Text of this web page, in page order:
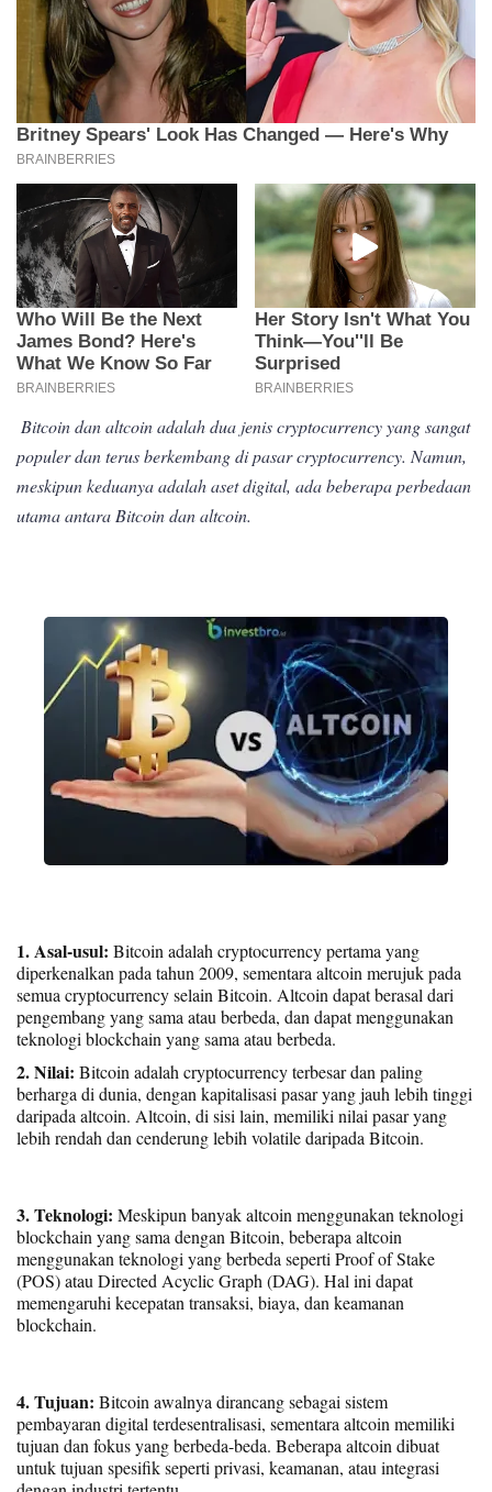
Bitcoin dan altcoin adalah dua jenis cryptocurrency yang sangat
populer dan terus berkembang di pasar cryptocurrency. Namun,
meskipun keduanya adalah aset digital, ada beberapa perbedaan
utama antara Bitcoin dan altcoin.
1. Asal-usul: Bitcoin adalah cryptocurrency pertama yang
diperkenalkan pada tahun 2009, sementara altcoin merujuk pada
semua cryptocurrency selain Bitcoin. Altcoin dapat berasal dari
pengembang yang sama atau berbeda, dan dapat menggunakan
teknologi blockchain yang sama atau berbeda.
2. Nilai: Bitcoin adalah cryptocurrency terbesar dan paling
berharga di dunia, dengan kapitalisasi pasar yang jauh lebih tinggi
daripada altcoin. Altcoin, di sisi lain, memiliki nilai pasar yang
lebih rendah dan cenderung lebih volatile daripada Bitcoin.
3. Teknologi: Meskipun banyak altcoin menggunakan teknologi
blockchain yang sama dengan Bitcoin, beberapa altcoin
menggunakan teknologi yang berbeda seperti Proof of Stake
(POS) atau Directed Acyclic Graph (DAG). Hal ini dapat
memengaruhi kecepatan transaksi, biaya, dan keamanan
blockchain.
4. Tujuan: Bitcoin awalnya dirancang sebagai sistem
pembayaran digital terdesentralisasi, sementara altcoin memiliki
tujuan dan fokus yang berbeda-beda. Beberapa altcoin dibuat
untuk tujuan spesifik seperti privasi, keamanan, atau integrasi